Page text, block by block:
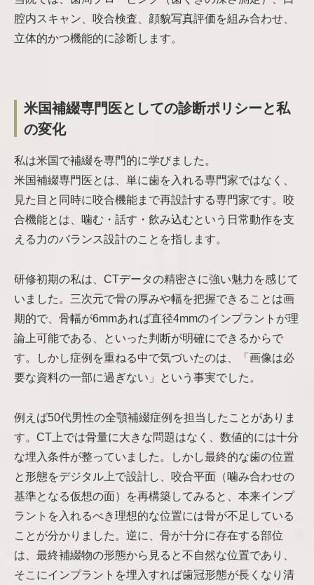
腔内スキャン、咬合検査、顔貌写真評価を組み合わせ、
立体的かつ機能的に診断します。
米国補綴専門医としての診断ポリシーと私
の変化
私は米国で補綴を専門的に学びました。
米国補綴専門医とは、単に歯を入れる専門家ではなく、
見た目と同時に咬合機能まで再設計する専門家です。咬
合機能とは、噛む・話す・飲み込むという日常動作を支
える力のバランス設計のことを指します。
研修初期の私は、CTデータの精密さに強い魅力を感じて
いました。三次元で骨の厚みや幅を把握できることは画
期的で、骨幅が6mmあれば直径4mmのインプラントが理
論上可能である、といった判断が明確にできるからで
す。しかし症例を重ねる中で気づいたのは、「画像は必
要な資料の一部に過ぎない」という事実でした。
例えば50代男性の全顎補綴症例を担当したことがありま
す。CT上では骨量に大きな問題はなく、数値的には十分
な埋入条件が整っていました。しかし最終的な歯の位置
と形態をデジタル上で設計し、咬合平面（噛み合わせの
基準となる仮想の面）を再構築してみると、本来インプ
ラントを入れるべき理想的な位置には骨が不足している
ことが分かりました。逆に、骨が十分に存在する部位
は、最終補綴物の形態から見ると不自然な位置であり、
そこにインプラントを埋入すれば歯冠形態が長くなり清